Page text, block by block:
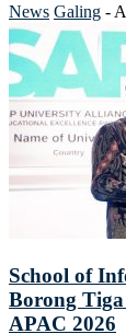
News Galing -
School of
Borong
APAC 2026